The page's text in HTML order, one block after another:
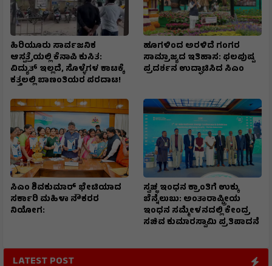
ಹಿರಿಯೂರು ಸಾರ್ವಜನಿಕ
ಆಸ್ಪತ್ರೆಯಲ್ಲಿ ಕೆನಾಪಿ ಕುಸಿತ:
ವಿದ್ಯುತ್‌ ಇಲ್ಲದೆ, ಸೊಳ್ಳೆಗಳ ಕಾಟಕ್ಕೆ
ಕತ್ತಲಲ್ಲಿ ಬಾಣಂತಿಯರ ಪರದಾಟ!
ಹೂಗಳಿಂದ ಅರಳಿದೆ ಗಂಗರ
ಸಾಮ್ರಾಜ್ಯದ ಇತಿಹಾಸ: ಫಲಪುಷ್ಪ
ಪ್ರದರ್ಶನ ಉದ್ಘಾಟಿಸಿದ ಸಿಎಂ
ಸಿಎಂ ಶಿವಕುಮಾರ್‌ ಭೇಟಿಯಾದ
ಸರ್ಕಾರಿ ಮಹಿಳಾ ನೌಕರರ
ನಿಯೋಗ:
ಸ್ವಚ್ಛ ಇಂಧನ ಕ್ರಾಂತಿಗೆ ಉಕ್ಕು
ಬೆನ್ನೆಲುಬು: ಅಂತಾರಾಷ್ಟ್ರೀಯ
ಇಂಧನ ಸಮ್ಮೇಳನದಲ್ಲಿ ಕೇಂದ್ರ
ಸಚಿವ ಕುಮಾರಸ್ವಾಮಿ ಪ್ರತಿಪಾದನೆ
LATEST POST